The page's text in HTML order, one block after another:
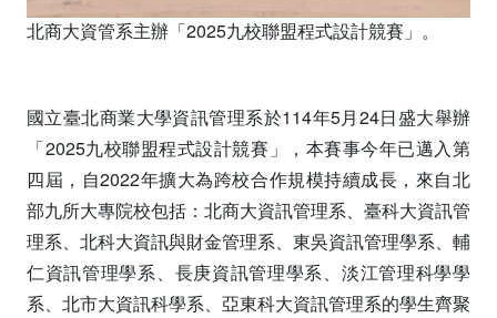
北商大資管系主辦「2025九校聯盟程式設計競賽」。
國立臺北商業大學資訊管理系於114年5月24日盛大舉辦
「2025九校聯盟程式設計競賽」，本賽事今年已邁入第
四屆，自2022年擴大為跨校合作規模持續成長，來自北
部九所大專院校包括：北商大資訊管理系、臺科大資訊管
理系、北科大資訊與財金管理系、東吳資訊管理學系、輔
仁資訊管理學系、長庚資訊管理學系、淡江管理科學學
系、北市大資訊科學系、亞東科大資訊管理系的學生齊聚